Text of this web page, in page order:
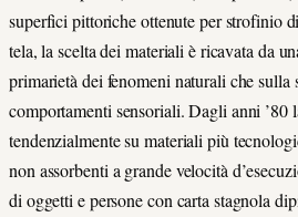
superfici pittoriche ottenute per strofinio
tela, la scelta dei materiali è ricavata da
primarietà dei fenomeni naturali che sulla
comportamenti sensoriali. Dagli anni ’80
tendenzialmente su materiali più
non assorbenti a grande velocità
di oggetti e persone con carta stagnola